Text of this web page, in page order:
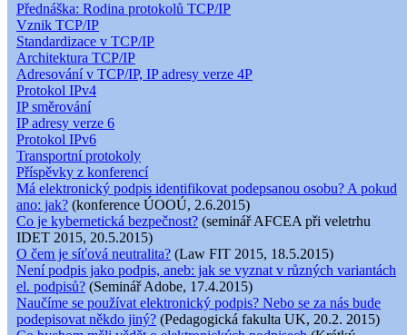
Přednáška: Rodina protokolů TCP/IP
Vznik TCP/IP
Standardizace v TCP/IP
Architektura TCP/IP
Adresování v TCP/IP, IP adresy verze 4P
Protokol IPv4
IP směrování
IP adresy verze 6
Protokol IPv6
Transportní protokoly
Příspěvky z konferencí
Má elektronický podpis identifikovat podepsanou osobu? A pokud
ano: jak? (konference ÚOOÚ, 2.6.2015)
Co je kybernetická bezpečnost? (seminář AFCEA při veletrhu
IDET 2015, 20.5.2015)
O čem je síťová neutralita? (Law FIT 2015, 18.5.2015)
Není podpis jako podpis, aneb: jak se vyznat v různých variantách
el. podpisů? (Seminář Adobe, 17.4.2015)
Naučíme se používat elektronický podpis? Nebo se za nás bude
podepisovat někdo jiný? (Pedagogická fakulta UK, 20.2. 2015)